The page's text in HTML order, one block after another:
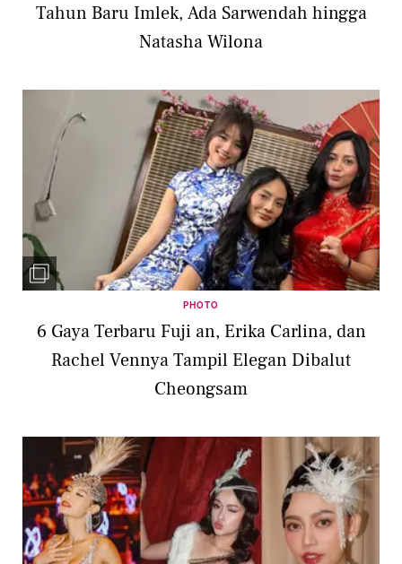
Tahun Baru Imlek, Ada Sarwendah hingga
Natasha Wilona
PHOTO
6 Gaya Terbaru Fuji an, Erika Carlina, dan
Rachel Vennya Tampil Elegan Dibalut
Cheongsam